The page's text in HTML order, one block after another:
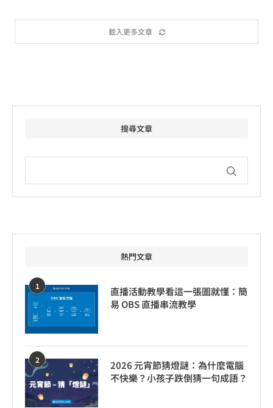
載入更多文章
搜尋文章
熱門文章
1
直播活動教學看這一張圖就懂：簡
易 OBS 直播串流教學
2
2026 元宵節猜燈謎：為什麼電腦
不快樂？小孩子跌倒猜一句成語？